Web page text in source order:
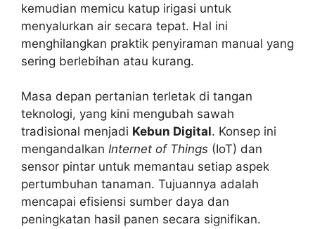
kemudian memicu katup irigasi untuk
menyalurkan air secara tepat. Hal ini
menghilangkan praktik penyiraman manual yang
sering berlebihan atau kurang.
Masa depan pertanian terletak di tangan
teknologi, yang kini mengubah sawah
tradisional menjadi Kebun Digital. Konsep ini
mengandalkan Internet of Things (IoT) dan
sensor pintar untuk memantau setiap aspek
pertumbuhan tanaman. Tujuannya adalah
mencapai efisiensi sumber daya dan
peningkatan hasil panen secara signifikan.